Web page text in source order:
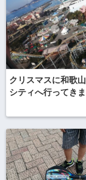
クリスマスに和歌
シティへ行ってきま